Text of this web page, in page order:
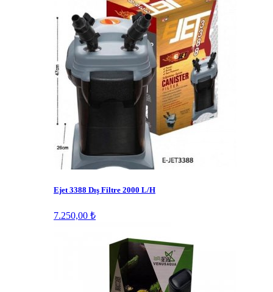
Ejet 3388 Dış Filtre 2000 L/H
7.250,00 ₺